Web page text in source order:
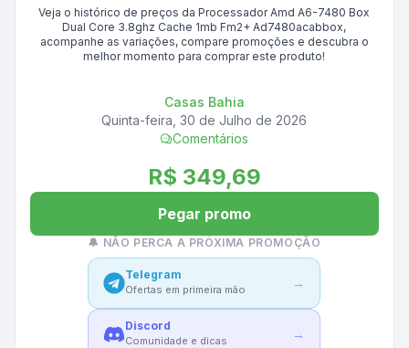
Veja o histórico de preços daProcessador Amd A6-7480 Box
Dual Core 3.8ghz Cache 1mb Fm2+ Ad7480acabbox,
acompanhe as variações, compare promoções e descubra o
melhor momento para comprar este produto!
Casas Bahia
Quinta-feira, 30 de Julho de 2026
Comentários
R$ 349,69
Pegar promo
🔔 NÃO PERCA A PRÓXIMA PROMOÇÃO
Telegram
Ofertas em primeira mão →
Discord
Comunidade e dicas →